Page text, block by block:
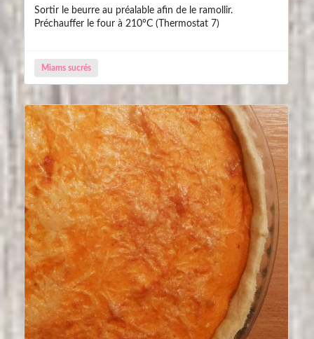
Sortir le beurre au préalable afin de le ramollir.
Préchauffer le four à 210°C (Thermostat 7)
Miams sucrés